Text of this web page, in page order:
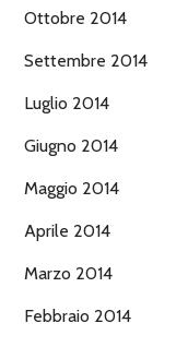
Ottobre 2014
Settembre 2014
Luglio 2014
Giugno 2014
Maggio 2014
Aprile 2014
Marzo 2014
Febbraio 2014